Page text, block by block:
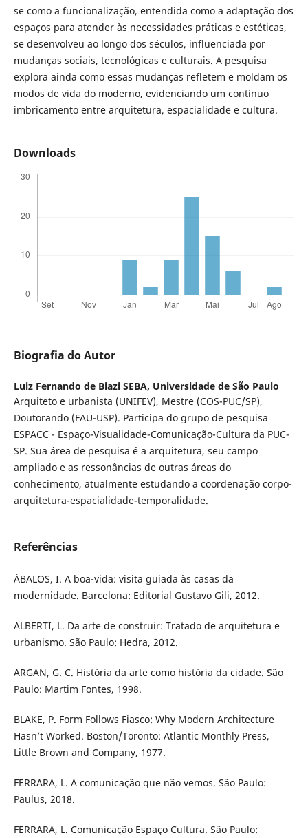
se como a funcionalização, entendida como a adaptação dos
espaços para atender às necessidades práticas e estéticas,
se desenvolveu ao longo dos séculos, influenciada por
mudanças sociais, tecnológicas e culturais. A pesquisa
explora ainda como essas mudanças refletem e moldam os
modos de vida do moderno, evidenciando um contínuo
imbricamento entre arquitetura, espacialidade e cultura.
Downloads
Biografia do Autor
Luiz Fernando de Biazi SEBA, Universidade de São Paulo
Arquiteto e urbanista (UNIFEV), Mestre (COS-PUC/SP),
Doutorando (FAU-USP). Participa do grupo de pesquisa
ESPACC - Espaço-Visualidade-Comunicação-Cultura da PUC-
SP. Sua área de pesquisa é a arquitetura, seu campo
ampliado e as ressonâncias de outras áreas do
conhecimento, atualmente estudando a coordenação corpo-
arquitetura-espacialidade-temporalidade.
Referências
ÁBALOS, I. A boa-vida: visita guiada às casas da
modernidade. Barcelona: Editorial Gustavo Gili, 2012.
ALBERTI, L. Da arte de construir: Tratado de arquitetura e
urbanismo. São Paulo: Hedra, 2012.
ARGAN, G. C. História da arte como história da cidade. São
Paulo: Martim Fontes, 1998.
BLAKE, P. Form Follows Fiasco: Why Modern Architecture
Hasn’t Worked. Boston/Toronto: Atlantic Monthly Press,
Little Brown and Company, 1977.
FERRARA, L. A comunicação que não vemos. São Paulo:
Paulus, 2018.
FERRARA, L. Comunicação Espaço Cultura. São Paulo: